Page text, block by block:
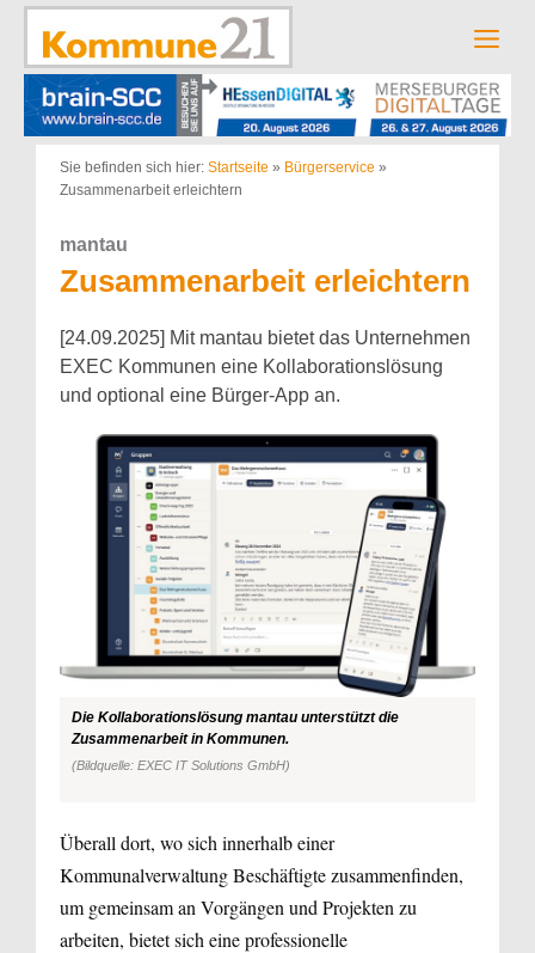
Zum
springen
Sie befinden sich hier: Startseite » Bürgerservice »
Zusammenarbeit erleichtern
mantau
Zusammenarbeit erleichtern
[24.09.2025] Mit mantau bietet das Unternehmen
EXEC Kommunen eine Kollaborationslösung
und optional eine Bürger-App an.
Die Kollaborationslösung mantau unterstützt die
Zusammenarbeit in Kommunen.
(Bildquelle: EXEC IT Solutions GmbH)
Überall dort, wo sich innerhalb einer
Kommunalverwaltung Beschäftigte zusammenfinden,
um gemeinsam an Vorgängen und Projekten zu
arbeiten, bietet sich eine professionelle